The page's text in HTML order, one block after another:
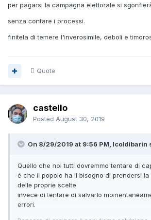
per pagarsi la campagna elettorale si
senza contare i processi.
finitela di temere l'inverosimile, deboli e
Quote
castello
Posted August 30, 2019
On 8/29/2019 at 9:56 PM, Icoldibarin
Quello che noi tutti dovremmo tentare di
è che il popolo ha il bisogno di prendersi la
delle proprie scelte
invece di tentare di salvarlo
errori.